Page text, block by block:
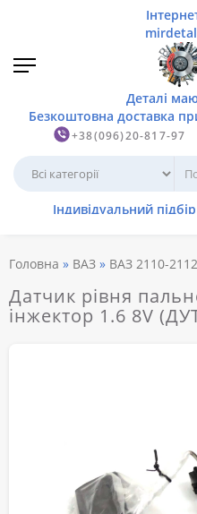
+38(096)20-817-97
Головна ВАЗ ВАЗ 2110-2112
Датчик рівня
інжектор 1.6 8V